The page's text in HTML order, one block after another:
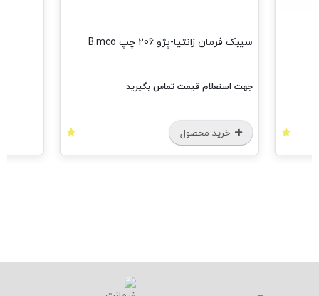
سیبک فرمان زانتیا-پژو 206 چپ B.mco
جهت استعلام قیمت تماس بگیرید
خرید محصول